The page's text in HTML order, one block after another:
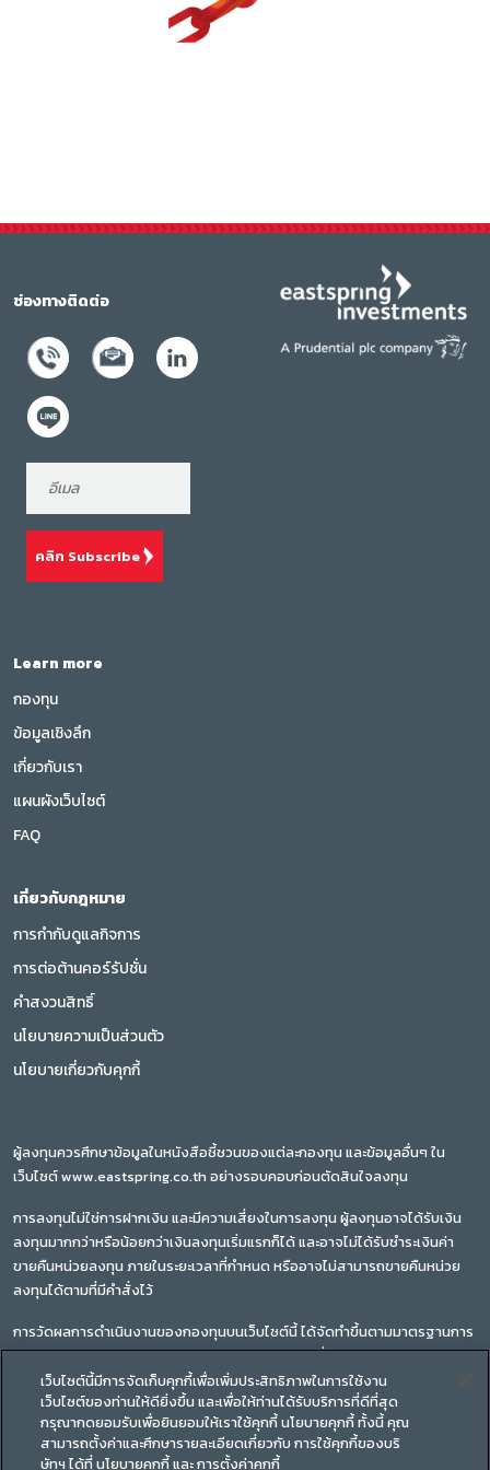
ช่องทางติดต่อ
คลิก Subscribe
Learn more
กองทุน
ข้อมูลเชิงลึก
เกี่ยวกับเรา
แผนผังเว็บไซต์
FAQ
เกี่ยวกับกฎหมาย
การกำกับดูแลกิจการ
การต่อต้านคอร์รัปชั่น
คำสงวนสิทธิ์
นโยบายความเป็นส่วนตัว
นโยบายเกี่ยวกับคุกกี้
ผู้ลงทุนควรศึกษาข้อมูลในหนังสือชี้ชวนของแต่ละกองทุน และข้อมูลอื่นๆ ใน
เว็บไซต์ www.eastspring.co.th อย่างรอบคอบก่อนตัดสินใจลงทุน
การลงทุนไม่ใช่การฝากเงิน และมีความเสี่ยงในการลงทุน ผู้ลงทุนอาจได้รับเงิน
ลงทุนมากกว่าหรือน้อยกว่าเงินลงทุนเริ่มแรกก็ได้ และอาจไม่ได้รับชำระเงินค่า
ขายคืนหน่วยลงทุน ภายในระยะเวลาที่กำหนด หรืออาจไม่สามารถขายคืนหน่วย
ลงทุนได้ตามที่มีคำสั่งไว้
การวัดผลการดำเนินงานของกองทุนบนเว็บไซต์นี้ ได้จัดทำขึ้นตามมาตรฐานการ
วัดผลการดำเนินงานของสมาคมบริษัทจัดการลงทุน ซึ่งผลการดำเนินงานใน
อดีตของกองทุนรวม มิได้เป็นสิ่งยืนยันถึงผลการดำเนินงานในอนาคต
ทำความเข้าใจลักษณะสินค้า เงื่อนไขผลตอบแทน และความเสี่ยงก่อนตัดสินใจ
ลงทุน
เว็บไซต์นี้มีการจัดเก็บคุกกี้เพื่อเพิ่มประสิทธิภาพในการใช้งาน
เว็บไซต์ของท่านให้ดียิ่งขึ้น และเพื่อให้ท่านได้รับบริการที่ดีที่สุด
กรุณากดยอมรับเพื่อยินยอมให้เราใช้คุกกี้ นโยบายคุกกี้ ทั้งนี้ คุณ
สามารถตั้งค่าและศึกษารายละเอียดเกี่ยวกับ การใช้คุกกี้ของบริ
ษัทฯ ได้ที่ นโยบายคุกกี้ และ การตั้งค่าคุกกี้